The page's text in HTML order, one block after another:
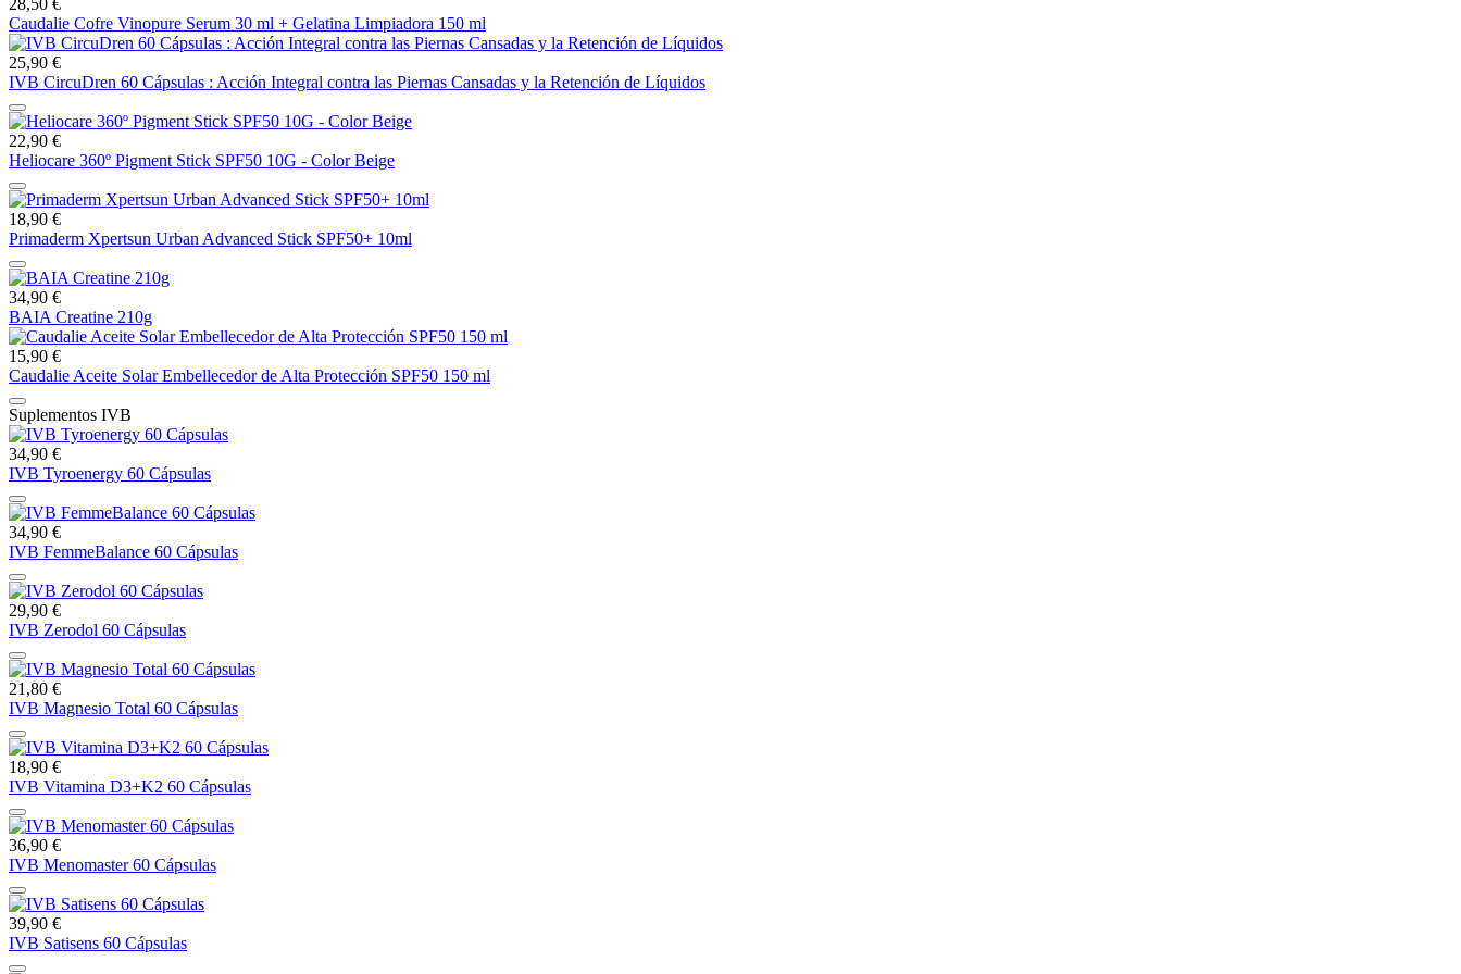
28,50 €
Caudalie Cofre Vinopure Serum 30 ml + Gelatina Limpiadora 150 ml
25,90 €
IVB CircuDren 60 Cápsulas : Acción Integral contra las Piernas Cansadas y la Retención de Líquidos
22,90 €
Heliocare 360º Pigment Stick SPF50 10G - Color Beige
18,90 €
Primaderm Xpertsun Urban Advanced Stick SPF50+ 10ml
34,90 €
BAIA Creatine 210g
15,90 €
Caudalie Aceite Solar Embellecedor de Alta Protección SPF50 150 ml
Suplementos IVB
34,90 €
IVB Tyroenergy 60 Cápsulas
34,90 €
IVB FemmeBalance 60 Cápsulas
29,90 €
IVB Zerodol 60 Cápsulas
21,80 €
IVB Magnesio Total 60 Cápsulas
18,90 €
IVB Vitamina D3+K2 60 Cápsulas
36,90 €
IVB Menomaster 60 Cápsulas
39,90 €
IVB Satisens 60 Cápsulas